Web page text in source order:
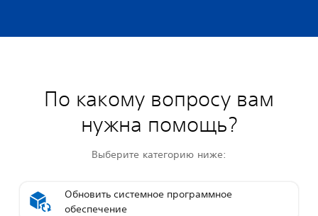
По какому вопросу вам
нужна помощь?
Выберите категорию ниже:
Обновить системное программное
обеспечение